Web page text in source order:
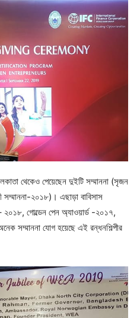
থেকেও পেয়েছেন দুইটি সম্মাননা (সৃজন
সম্মাননা-২০১৮)। এছাড়া বাবিসাস
গোল্ডেন পেন অ্যাওয়ার্ড -২০১৭,
সম্মাননা যোগ হয়েছে এই রন্ধনশিল্পীর